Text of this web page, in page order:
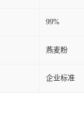
99%
燕麦粉
企业标准